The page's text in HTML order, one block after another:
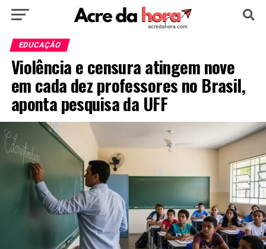
HOME
EDUCAÇÃO NOTÍCIA MUNDO
EDUCAÇÃO
Violência e censura atingem nove
em cada dez professores no Brasil,
aponta pesquisa da UFF